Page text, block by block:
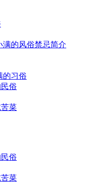
满的风俗禁忌简介
的习俗
俗
菜
俗
菜